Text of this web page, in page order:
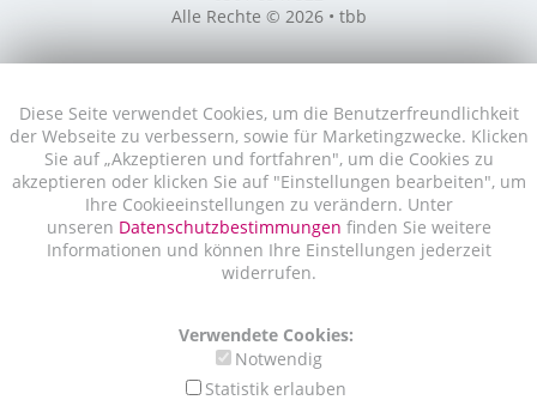
Diese Seite verwendet Cookies, um die Benutzerfreundlichkeit
der Webseite zu verbessern, sowie für Marketingzwecke. Klicken
Sie auf „Akzeptieren und fortfahren", um die Cookies zu
akzeptieren oder klicken Sie auf "Einstellungen bearbeiten", um
Ihre Cookieeinstellungen zu verändern. Unter
unseren Datenschutzbestimmungen finden Sie weitere
Informationen und können Ihre Einstellungen jederzeit
widerrufen.
Verwendete Cookies:
Notwendig
Statistik erlauben
Alle Rechte © 2026 • tbb